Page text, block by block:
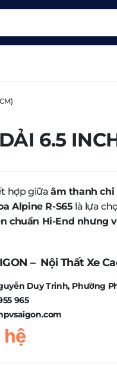
6.5
hợp giữa âm thanh chi
Alpine R-S65 là lựa
chuẩn Hi-End nhưng
– Nội Thất Xe
Duy Trinh, Phường
965